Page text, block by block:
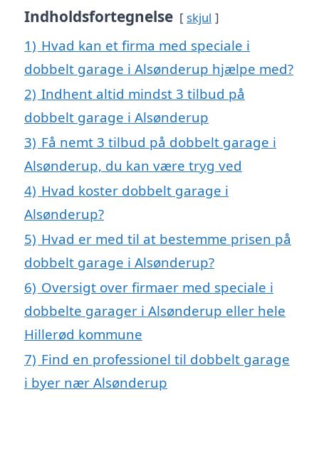
Indholdsfortegnelse skjul
1) Hvad kan et firma med speciale i
dobbelt garage i Alsønderup hjælpe med?
2) Indhent altid mindst 3 tilbud på
dobbelt garage i Alsønderup
3) Få nemt 3 tilbud på dobbelt garage i
Alsønderup, du kan være tryg ved
4) Hvad koster dobbelt garage i
Alsønderup?
5) Hvad er med til at bestemme prisen på
dobbelt garage i Alsønderup?
6) Oversigt over firmaer med speciale i
dobbelte garager i Alsønderup eller hele
Hillerød kommune
7) Find en professionel til dobbelt garage
i byer nær Alsønderup